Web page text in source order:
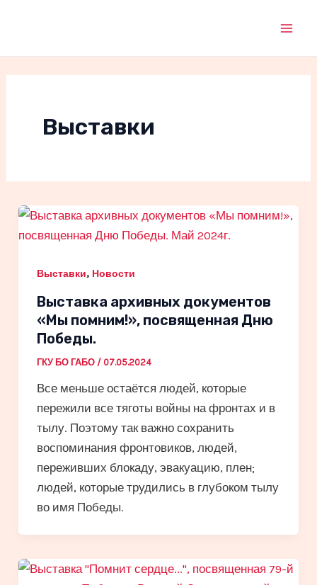
Выставки
Выставки, Новости
Выставка архивных документов
«Мы помним!», посвященная Дню
Победы.
ГКУ БО ГАБО / 07.05.2024
Все меньше остаётся людей, которые
пережили все тяготы войны на фронтах и в
тылу. Поэтому так важно сохранить
воспоминания фронтовиков, людей,
переживших блокаду, эвакуацию, плен;
людей, которые трудились в глубоком тылу
во имя Победы.